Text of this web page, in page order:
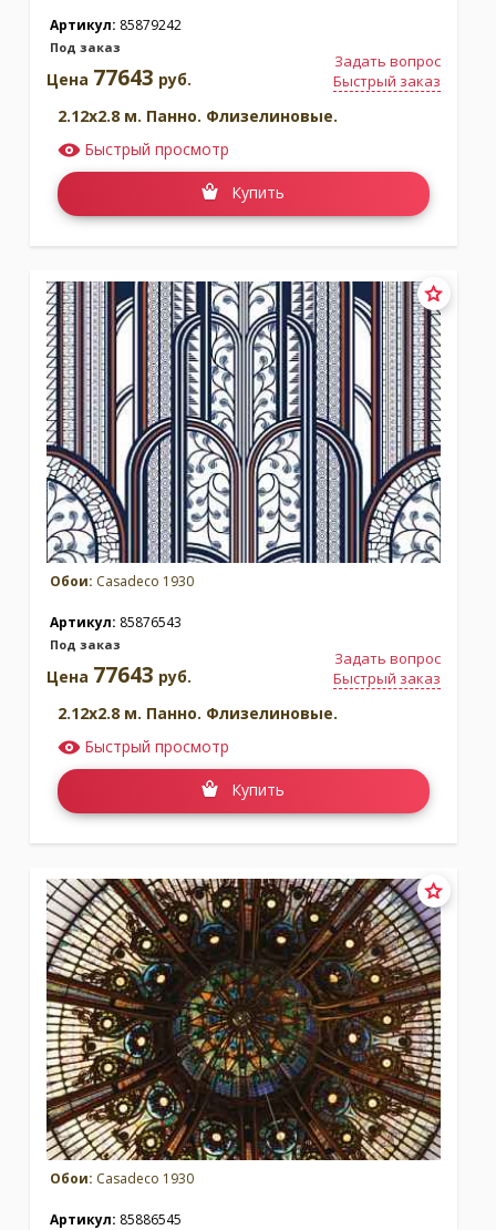
Артикул: 85879242
Под заказ
Задать вопрос
Быстрый заказ
Цена 77643 руб.
2.12x2.8 м. Панно. Флизелиновые.
Быстрый просмотр
Купить
Обои: Casadeco 1930
Артикул: 85876543
Под заказ
Задать вопрос
Быстрый заказ
Цена 77643 руб.
2.12x2.8 м. Панно. Флизелиновые.
Быстрый просмотр
Купить
Обои: Casadeco 1930
Артикул: 85886545